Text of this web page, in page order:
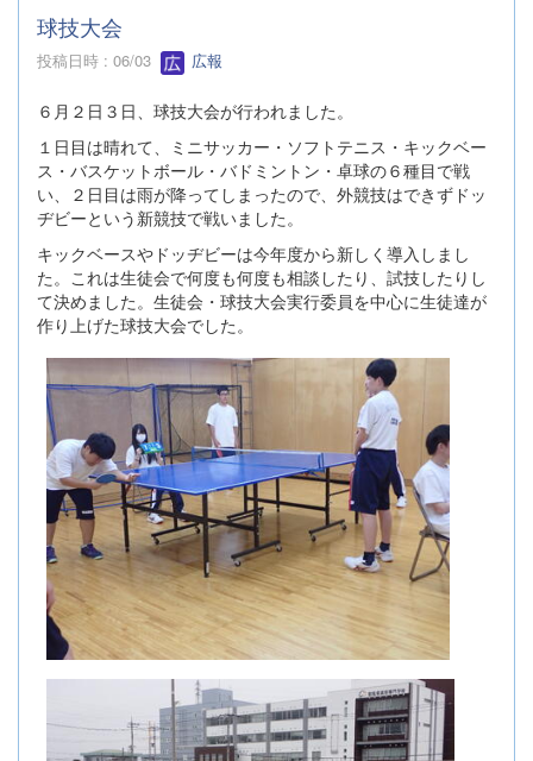
球技大会
投稿日時 : 06/03 広報
６月２日３日、球技大会が行われました。
１日目は晴れて、ミニサッカー・ソフトテニス・キックベー
ス・バスケットボール・バドミントン・卓球の６種目で戦
い、２日目は雨が降ってしまったので、外競技はできずドッ
ヂビーという新競技で戦いました。
キックベースやドッヂビーは今年度から新しく導入しまし
た。これは生徒会で何度も何度も相談したり、試技したりし
て決めました。生徒会・球技大会実行委員を中心に生徒達が
作り上げた球技大会でした。